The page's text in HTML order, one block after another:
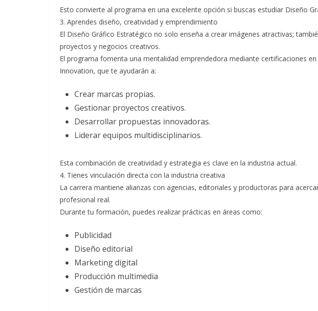
Esto convierte al programa en una excelente opción si buscas estudiar Diseño
3. Aprendes diseño, creatividad y emprendimiento
El Diseño Gráfico Estratégico no solo enseña a crear imágenes atractivas;
proyectos y negocios creativos.
El programa fomenta una mentalidad emprendedora mediante certificaciones en
Innovation, que te ayudarán a:
Crear marcas propias.
Gestionar proyectos creativos.
Desarrollar propuestas innovadoras.
Liderar equipos multidisciplinarios.
Esta combinación de creatividad y estrategia es clave en la industria actual.
4. Tienes vinculación directa con la industria creativa
La carrera mantiene alianzas con agencias, editoriales y productoras para
profesional real.
Durante tu formación, puedes realizar prácticas en áreas como:
Publicidad
Diseño editorial
Marketing digital
Producción multimedia
Gestión de marcas